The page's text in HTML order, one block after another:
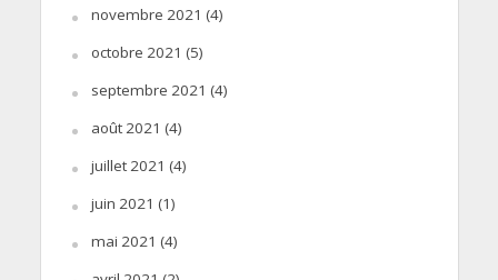
novembre 2021 (4)
octobre 2021 (5)
septembre 2021 (4)
août 2021 (4)
juillet 2021 (4)
juin 2021 (1)
mai 2021 (4)